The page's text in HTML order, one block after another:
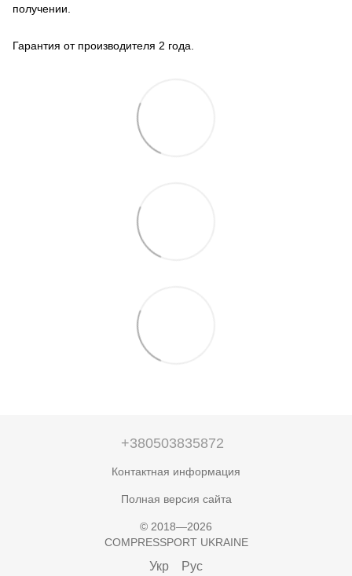
получении.
Гарантия от производителя 2 года.
+380503835872
Контактная информация
Полная версия сайта
© 2018—2026
COMPRESSPORT UKRAINE
Укр Рус